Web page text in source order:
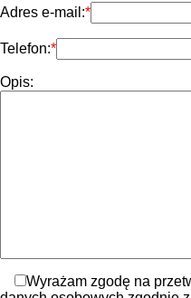
Adres e-mail:
Telefon:
Opis:
Wyrażam zgodę na